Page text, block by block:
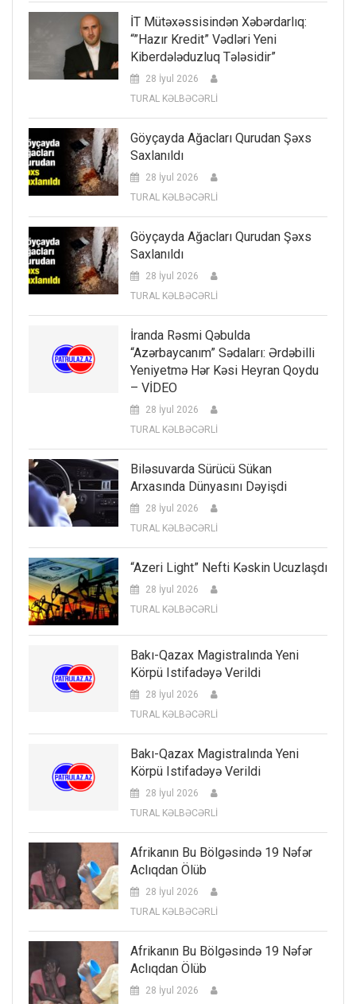
İT Mütəxəssisindən Xəbərdarlıq:
“”Hazır Kredit” Vədləri Yeni
Kiberdələduzluq Tələsidir”
28 İyul 2026
TURAL KƏLBƏCƏRLİ
Göyçayda Ağacları Qurudan Şəxs
Saxlanıldı
28 İyul 2026
TURAL KƏLBƏCƏRLİ
Göyçayda Ağacları Qurudan Şəxs
Saxlanıldı
28 İyul 2026
TURAL KƏLBƏCƏRLİ
İranda Rəsmi Qəbulda
“Azərbaycanım” Sədaları: Ərdəbilli
Yeniyetmə Hər Kəsi Heyran Qoydu
– VİDEO
28 İyul 2026
TURAL KƏLBƏCƏRLİ
Biləsuvarda Sürücü Sükan
Arxasında Dünyasını Dəyişdi
28 İyul 2026
TURAL KƏLBƏCƏRLİ
“Azeri Light” Nefti Kəskin Ucuzlaşdı
28 İyul 2026
TURAL KƏLBƏCƏRLİ
Bakı-Qazax Magistralında Yeni
Körpü Istifadəyə Verildi
28 İyul 2026
TURAL KƏLBƏCƏRLİ
Bakı-Qazax Magistralında Yeni
Körpü Istifadəyə Verildi
28 İyul 2026
TURAL KƏLBƏCƏRLİ
Afrikanın Bu Bölgəsində 19 Nəfər
Aclıqdan Ölüb
28 İyul 2026
TURAL KƏLBƏCƏRLİ
Afrikanın Bu Bölgəsində 19 Nəfər
Aclıqdan Ölüb
28 İyul 2026